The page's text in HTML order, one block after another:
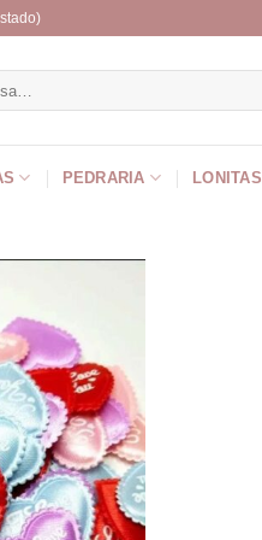
PEDRARIA LONITAS